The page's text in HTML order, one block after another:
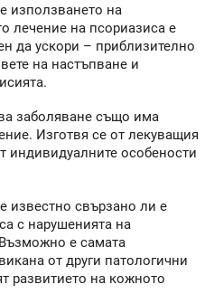
използването на
лечение на псориазиса е
да ускори – приблизително
на настъпване и
заболяване също има
Изготвя се от лекуващия
индивидуалните особености
известно свързано ли е
с нарушенията на
е самата
от други патологични
развитието на кожното